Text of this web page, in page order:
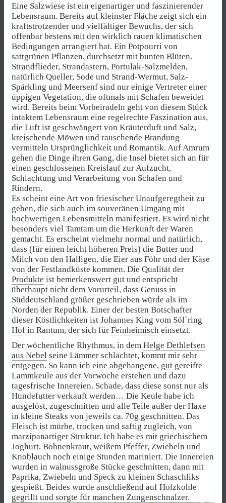
Eine Salzwiese ist ein eigenartiger und faszinierender
Lebensraum. Bereits auf kleinster Fläche zeigt sich ein
kraftstrotzender und vielfältiger Bewuchs, der sich
offenbar bestens mit den wirklich rauen klimatischen
Bedingungen arrangiert hat. Ein Potpourri von
sattgrünen Pflanzen, durchsetzt mit bunten Blüten.
Strandflieder, Strandastern, Portulak-Salzmelden,
natürlich Queller, Sode und Strand-Wermut, Salz-
Spärkling und Meersenf sind nur einige Vertreter einer
üppigen Vegetation, die oftmals mit Schafen beweidet
wird. Bereits beim Vorbeiradeln geht von diesem Stück
intaktem Lebensraum eine regelrechte Faszination aus,
die Luft ist geschwängert von Kräuterduft und Salz,
kreischende Möwen und rauschende Brandung
vermitteln Ursprünglichkeit und Romantik. Auf Amrum
gehen die Dinge ihren Gang, die Insel bietet sich an für
einen geschlossenen Kreislauf zur Aufzucht,
Schlachtung und Verarbeitung von Schafen und
Rindern.
Es scheint eine Art von friesischer Unaufgeregtheit zu
geben, die sich auch im souveränen Umgang mit
hochwertigen Lebensmitteln manifestiert. Es wird nicht
besonders viel Tamtam um die Herkunft der Waren
gemacht. Es erscheint vielmehr normal und natürlich,
dass (für einen leicht höheren Preis) die Butter und
Milch von den Halligen, die Eier aus Föhr und der Käse
von der Festlandküste kommen. Die Qualität der
Produkte ist bemerkenswert gut und entspricht
überhaupt nicht dem Vorurteil, dass Genuss in
Süddeutschland größer geschrieben würde als im
Norden der Republik. Einer der besten Botschafter
dieser Köstlichkeiten ist Johannes King vom Söl´ring
Hof in Rantum, der sich für Feinheimisch einsetzt.
Der wöchentliche Rhythmus, in dem Helge Dethlefsen
aus Nebel seine Lämmer schlachtet, kommt mir sehr
entgegen. So kann ich eine abgehangene, gut gereifte
Lammkeule aus der Vorwoche erstehen und dazu
tagesfrische Innereien. Schade, dass diese sonst nur als
Hundefutter verkauft werden… Die Keule habe ich
ausgelöst, zugeschnitten und alle Teile außer der Haxe
in kleine Steaks von jeweils ca. 70g geschnitten. Das
Fleisch ist mürbe, trocken und saftig zugleich, von
marzipanartiger Struktur. Ich habe es mit griechischem
Joghurt, Bohnenkraut, weißem Pfeffer, Zwiebeln und
Knoblauch noch einige Stunden mariniert. Die Innereien
wurden in walnussgroße Stücke geschnitten, dann mit
Paprika, Zwiebeln und Speck zu kleinen Schaschliks
gespießt. Beides wurde anschließend auf Holzkohle
gegrillt und sorgte für manchen Zungenschnalzer.